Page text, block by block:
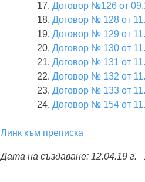
Договор №126 от
Договор № 128 от
Договор № 129 от
Договор № 130 от
Договор № 131 от
Договор № 132 от
Договор № 133 от
Договор № 154 от
Линк към преписка
Дата на създаване: 12.04.19 г.